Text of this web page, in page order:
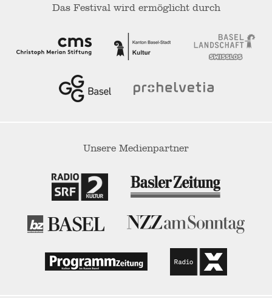
Das Festival wird ermöglicht durch
Unsere Medienpartner